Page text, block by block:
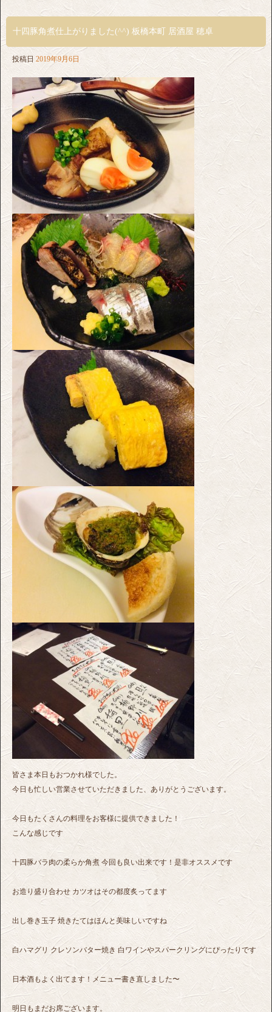
十四豚角煮仕上がりました(^^) 板橋本町 居酒屋 穂卓
投稿日 2019年9月6日
皆さま本日もおつかれ様でした。
今日も忙しい営業させていただきました、ありがとうございます。
今日もたくさんの料理をお客様に提供できました！
こんな感じです
十四豚バラ肉の柔らか角煮 今回も良い出来です！是非オススメです
お造り盛り合わせ カツオはその都度炙ってます
出し巻き玉子 焼きたてはほんと美味しいですね
白ハマグリ クレソンバター焼き 白ワインやスパークリングにぴったりです
日本酒もよく出てます！メニュー書き直しました〜
明日もまだお席ございます。